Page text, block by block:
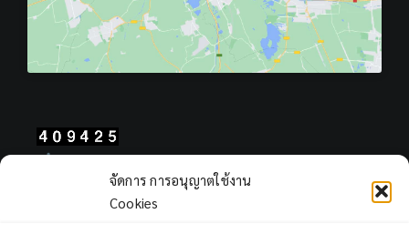
จัดการ การอนุญาตใช้งาน
Cookies
Views Today : 536
Views Yesterday : 409